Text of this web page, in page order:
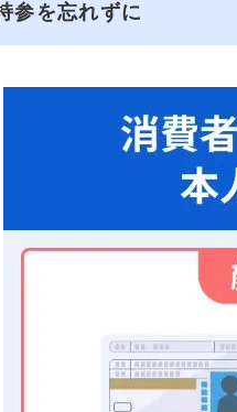
参を忘れずに